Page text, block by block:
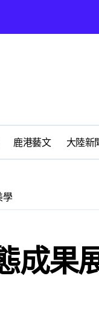
亞太鹿港渡假村登場
毒
鳳凰獎救護志工楷模
庭無私犧牲奉獻
鹿港藝文 大陸新
學
成果